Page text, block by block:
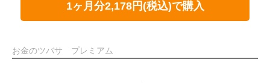
1ヶ月分2,178円(税込)で購入
お金のツバサ プレミアム